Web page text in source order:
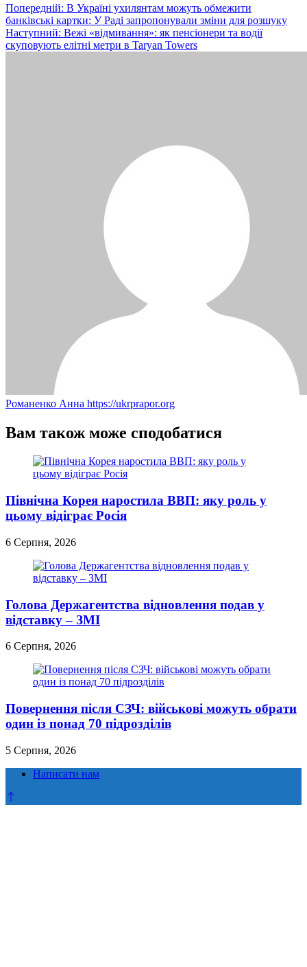
Навігація
записів
Попередній: В Україні ухилянтам можуть обмежити
банківські картки: У Раді запропонували зміни для розшуку
Наступний: Вежі «відмивання»: як пенсіонери та водії
скуповують елітні метри в Taryan Towers
Романенко Анна https://ukrprapor.org
Вам також може сподобатися
Північна Корея наростила ВВП: яку роль у
цьому відіграє Росія
6 Серпня, 2026
Голова Держагентства відновлення подав у
відставку – ЗМІ
6 Серпня, 2026
Повернення після СЗЧ: військові можуть обрати
один із понад 70 підрозділів
5 Серпня, 2026
Написати нам
Прокрутка
до